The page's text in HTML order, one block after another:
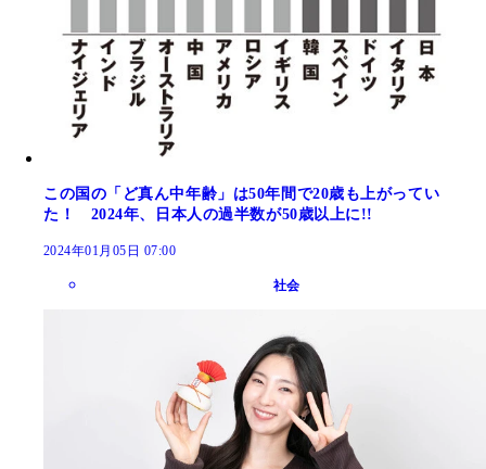
この国の「ど真ん中年齢」は50年間で20歳も上がってい
た！ 2024年、日本人の過半数が50歳以上に!!
2024年01月05日 07:00
社会